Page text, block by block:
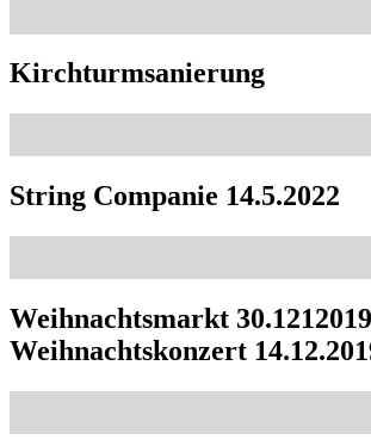
Kirchturmsanierung
String Companie 14.5.2022
Weihnachtsmarkt 30.1212019
Weihnachtskonzert